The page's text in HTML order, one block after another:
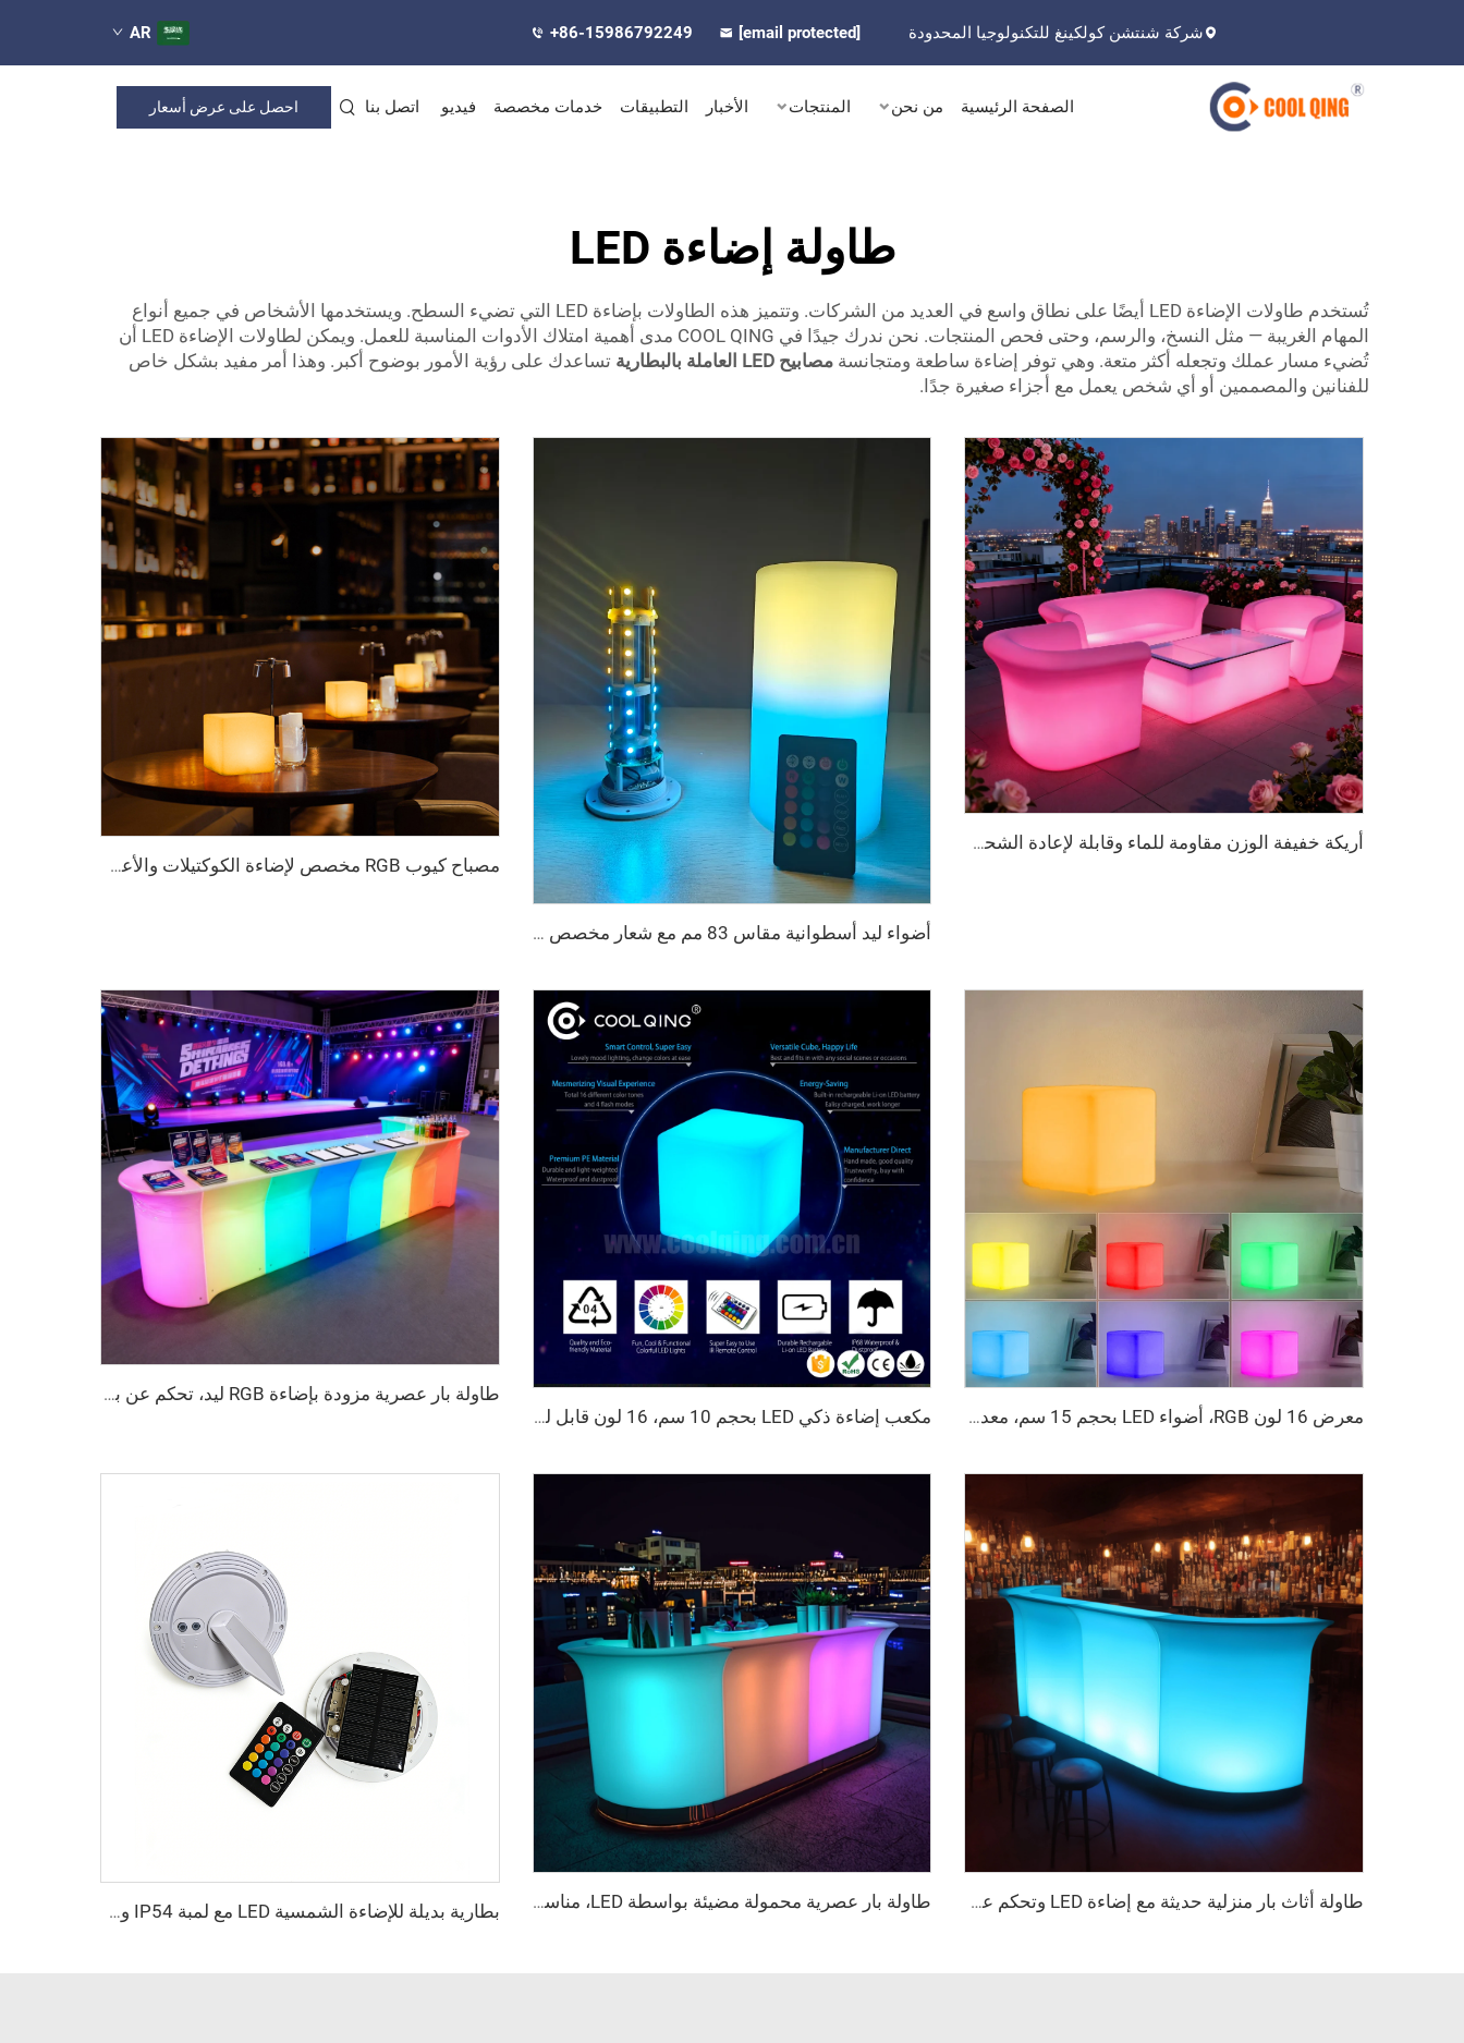
شركة شنتشن كولكينغ للتكنولوجيا المحدودة +86-15986792249 [email protected]
AR
الصفحة الرئيسية من نحن المنتجات الأخبار التطبيقات خدمات مخصصة فيديو اتصل بنا احصل على عرض أسعار
طاولة إضاءة LED
تُستخدم طاولات الإضاءة LED أيضًا على نطاق واسع في العديد من الشركات. وتتميز هذه الطاولات بإضاءة LED التي تضيء السطح. ويستخدمها الأشخاص في جميع أنواع
المهام الغريبة — مثل النسخ، والرسم، وحتى فحص المنتجات. نحن ندرك جيدًا في COOL QING مدى أهمية امتلاك الأدوات المناسبة للعمل. ويمكن لطاولات الإضاءة LED أن
تُضيء مسار عملك وتجعله أكثر متعة. وهي توفر إضاءة ساطعة ومتجانسة مصابيح LED العاملة بالبطارية
تساعدك على رؤية الأمور بوضوح أكبر. وهذا أمر مفيد بشكل خاص
للفنانين والمصممين أو أي شخص يعمل مع أجزاء صغيرة جدًا.
أريكة خفيفة الوزن مقاومة للماء وقابلة لإعادة الشحن بالليد مناسبة للبار والأنشطة الخارجية
أضواء ليد أسطوانية مقاس 83 مم مع شعار مخصص لتزيين الطاولات
مصباح كيوب RGB مخصص لإضاءة الكوكتيلات والأعمدة والبارات والأثاث، ضوء LED قابل لإعادة الشحن مع تحكم عن بعد IP65 مناسب للفنادق وحفلات عيد الميلاد
معرض 16 لون RGB، أضواء LED بحجم 15 سم، معدات غرفة حسية، مكعبات LED، أثاث فعاليات قابل للشحن، طاولة فعاليات مكعب إضاءة ذكي LED بحجم 10 سم، 16 لون قابل للتغيير، إضاءة زخرفية منزلية ذكية، هدايا للأطفال، للداخل والخارج، عيد الميلاد
طاولة بار عصرية مزودة بإضاءة RGB ليد، تحكم عن بعد لاسلكي، أثاث تأجير فعاليات لأندية اللياقة أو بار المنزل، طاولات بتغيير الألوان
طاولة أثاث بار منزلية حديثة مع إضاءة LED وتحكم عن بعد، للاستخدام في المطاعم الخارجية والحفلات والحدائق والفنادق، مصنوعة من لوحة بلاستيكية طاولة بار عصرية محمولة مضيئة بواسطة LED، مناسبة للمنزل والنادي الرياضي ومقهى ومطعم ونادٍ ليلي وحفلات وتأجير أثاث فعاليات بطارية بديلة للإضاءة الشمسية LED مع لمبة IP54 وفتيلة للحديقة الخارجية